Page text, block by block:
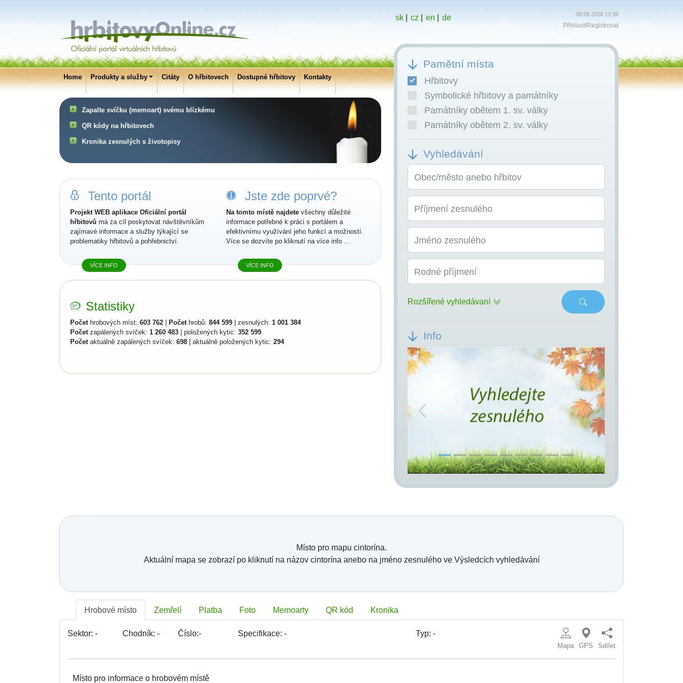
Home Produkty a služby Citáty O hřbitovech Dostupné hřbitovy Kontakty
Zapalte svíčku (memoart) svému blízkému
QR kódy na hřbitovech
Kronika zesnulých s životopisy
sk| cz en de 08.08.2026 13:36
Přihlásit/Registrovat
Pamětní místa
Hřbitovy
Symbolické hřbitovy a památníky
Památníky obětem 1. sv. války
Památníky obětem 2. sv. války
Vyhledávání
Obec/město anebo hřbitov
Příjmení zesnulého
Jméno zesnulého
Rodné příjmení
Rozšířené vyhledávaní
Info
Previous Next
Tento portál
Projekt WEB aplikace Oficiální portál
hřbitovů má za cíl poskytovat návštěvníkům
zajímavé informace a služby týkající se
problematiky hřbitovů a pohřebnictví.
VÍCE INFO
Jste zde poprvé?
Na tomto místě najdete všechny důležité
informace potřebné k práci s portálem a
efektivnímu využívání jeho funkcí a možností.
Více se dozvíte po kliknutí na více info ...
VÍCE INFO
Statistiky
Počethrobových míst: 603 762 Počethrobů: 844 599 | zesnulých: 1 001 384
Početzapálených svíček: 1 260 483 | položených kytic: 352 599
Početaktuálně zapálených svíček: 698 | aktuálně položených kytic: 294
Místo pro mapu cintorína.
Aktuální mapa se zobrazí po kliknutí na názov cintorína anebo na jméno zesnulého ve Výsledcích vyhledávání
Hrobové místo Zemřelí Platba Foto Memoarty QR kód Kronika
Sektor: - Chodník:- Číslo:- Specifikace:- Typ: -
Mapa GPS Sdílet
Místo pro informace o hrobovém místě